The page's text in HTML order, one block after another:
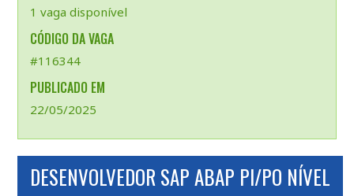
1 vaga disponível
CÓDIGO DA VAGA
#116344
PUBLICADO EM
22/05/2025
DESENVOLVEDOR SAP ABAP PI/PO NÍVEL